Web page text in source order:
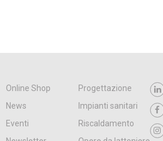
Online Shop
Progettazione
News
Impianti sanitari
Eventi
Riscaldamento